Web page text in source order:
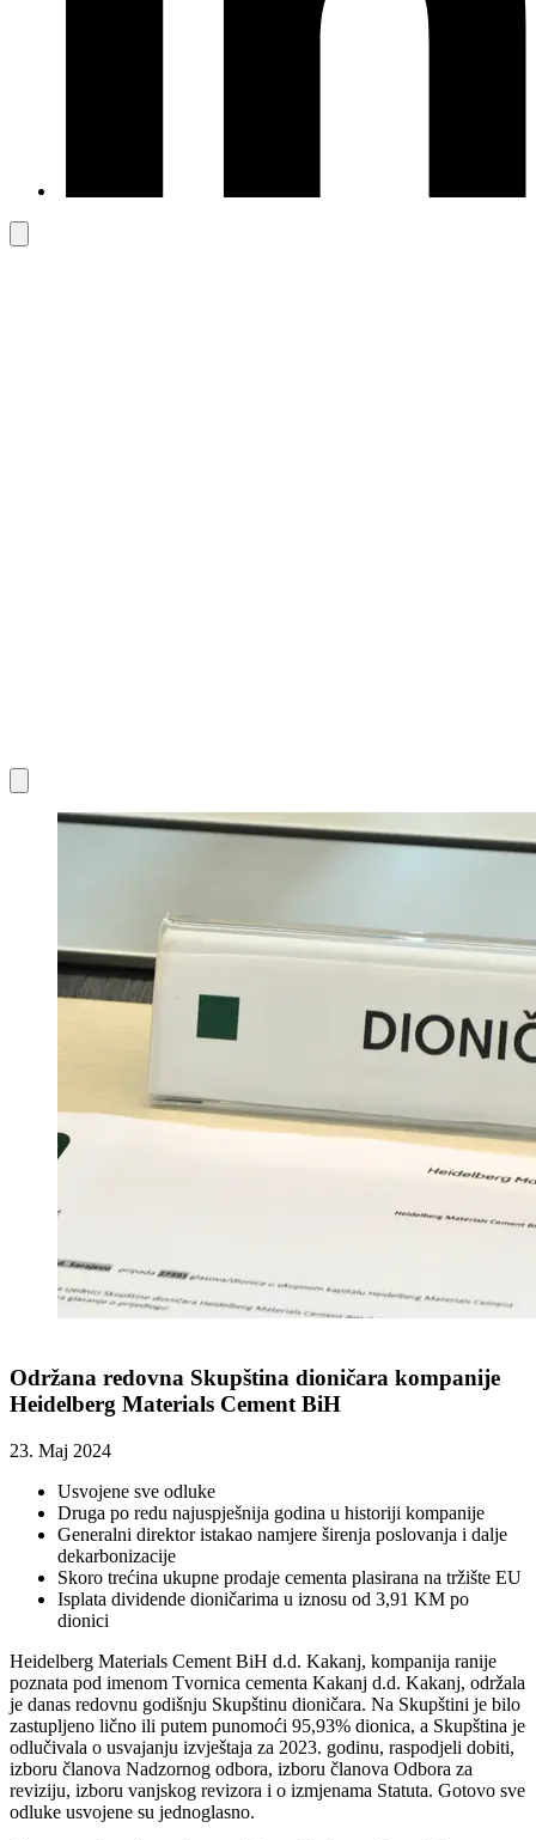
Održana redovna Skupština dioničara kompanije
Heidelberg Materials Cement BiH
23. Maj 2024
Usvojene sve odluke
Druga po redu najuspješnija godina u historiji kompanije
Generalni direktor istakao namjere širenja poslovanja i dalje
dekarbonizacije
Skoro trećina ukupne prodaje cementa plasirana na tržište EU
Isplata dividende dioničarima u iznosu od 3,91 KM po
dionici
Heidelberg Materials Cement BiH d.d. Kakanj, kompanija ranije
poznata pod imenom Tvornica cementa Kakanj d.d. Kakanj, održala
je danas redovnu godišnju Skupštinu dioničara. Na Skupštini je bilo
zastupljeno lično ili putem punomoći 95,93% dionica, a Skupština je
odlučivala o usvajanju izvještaja za 2023. godinu, raspodjeli dobiti,
izboru članova Nadzornog odbora, izboru članova Odbora za
reviziju, izboru vanjskog revizora i o izmjenama Statuta. Gotovo sve
odluke usvojene su jednoglasno.